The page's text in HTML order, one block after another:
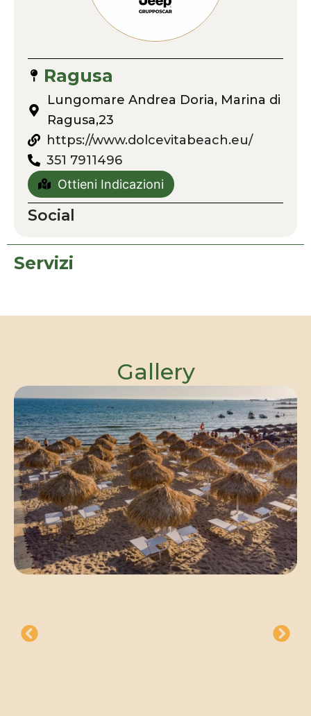
Ragusa
Lungomare Andrea Doria, Marina di
Ragusa,23
https://www.dolcevitabeach.eu/
351 7911496
Ottieni Indicazioni
Social
Servizi
Gallery